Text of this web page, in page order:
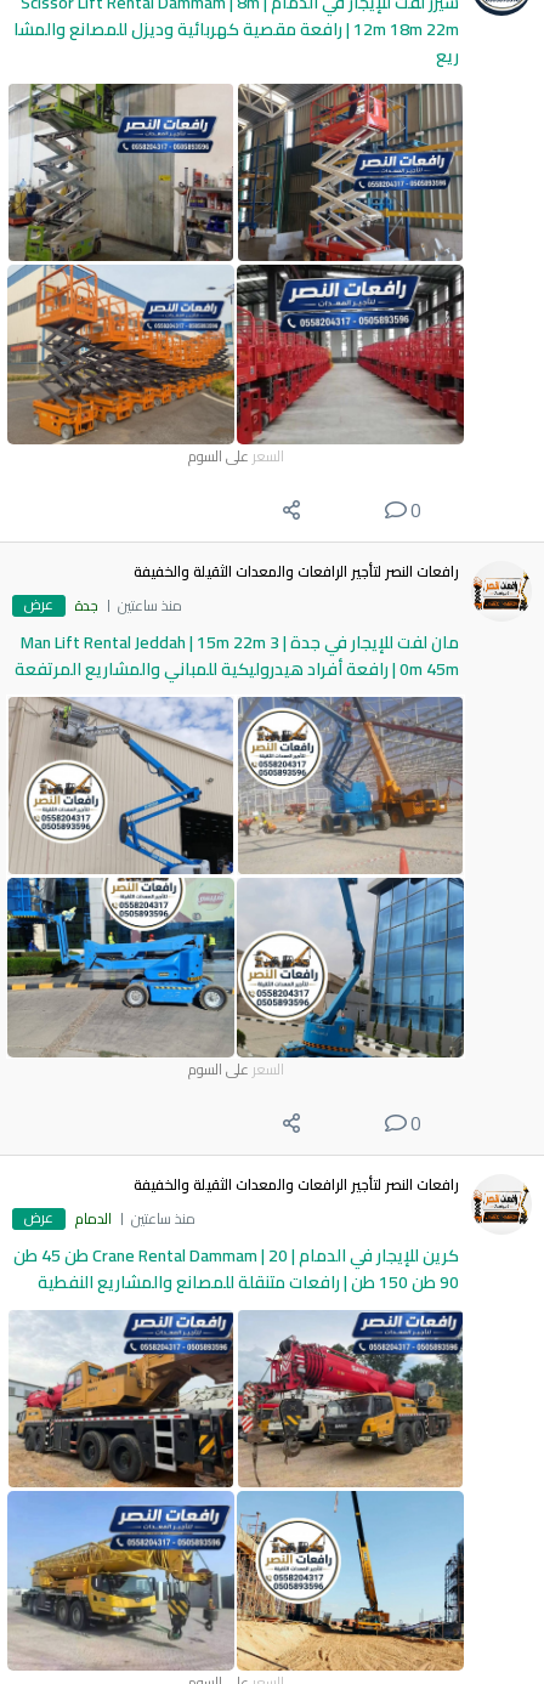
12m 18m 22m | رافعة مقصية كهربائية وديزل للمصانع والمشا
ريع
السعر على السوم
0
رافعات النصر لتأجير الرافعات والمعدات الثقيلة والخفيفة
منذ ساعتين
جدة عرض
مان لفت للإيجار في جدة | Man Lift Rental Jeddah | 15m 22m 3
0m 45m | رافعة أفراد هيدروليكية للمباني والمشاريع المرتفعة
السعر على السوم
0
رافعات النصر لتأجير الرافعات والمعدات الثقيلة والخفيفة
منذ ساعتين
الدمام عرض
كرين للإيجار في الدمام | Crane Rental Dammam | 20 طن 45 طن
90 طن 150 طن | رافعات متنقلة للمصانع والمشاريع النفطية